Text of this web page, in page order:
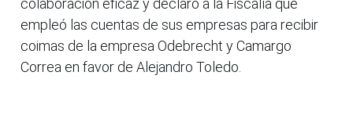
colaboración eficaz y declaró a la Fiscalía que
empleó las cuentas de sus empresas para recibir
coimas de la empresa Odebrecht y Camargo
Correa en favor de Alejandro Toledo.